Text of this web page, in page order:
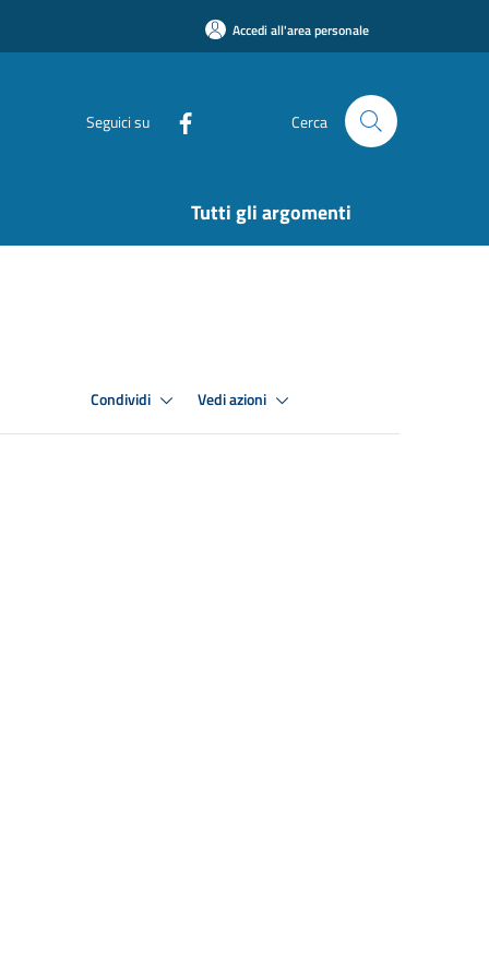
Accedi all'area personale
Seguici su Cerca
Tutti gli argomenti
Condividi Vedi azioni